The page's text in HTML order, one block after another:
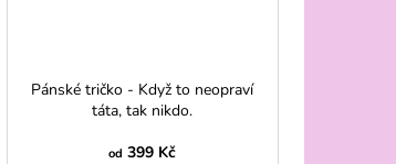
Pánské tričko - Když to neopraví
táta, tak nikdo.
od 399 Kč